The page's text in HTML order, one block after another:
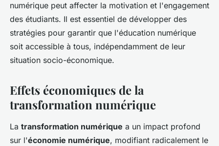
numérique peut affecter la motivation et l'engagement
des étudiants. Il est essentiel de développer des
stratégies pour garantir que l'éducation numérique
soit accessible à tous, indépendamment de leur
situation socio-économique.
Effets économiques de la
transformation numérique
La transformation numérique a un impact profond
sur l'économie numérique, modifiant radicalement le